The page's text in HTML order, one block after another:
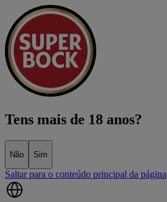
Tens mais de 18 anos?
Não Sim
Saltar para o conteúdo principal da página